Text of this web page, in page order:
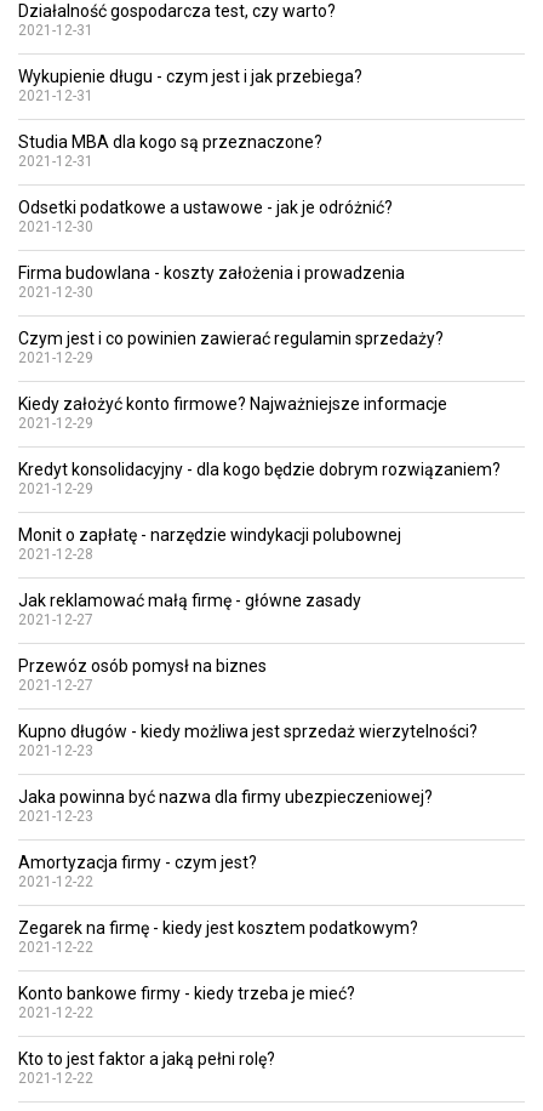
Działalność gospodarcza test, czy warto?
2021-12-31
Wykupienie długu - czym jest i jak przebiega?
2021-12-31
Studia MBA dla kogo są przeznaczone?
2021-12-31
Odsetki podatkowe a ustawowe - jak je odróżnić?
2021-12-30
Firma budowlana - koszty założenia i prowadzenia
2021-12-30
Czym jest i co powinien zawierać regulamin sprzedaży?
2021-12-29
Kiedy założyć konto firmowe? Najważniejsze informacje
2021-12-29
Kredyt konsolidacyjny - dla kogo będzie dobrym rozwiązaniem?
2021-12-29
Monit o zapłatę - narzędzie windykacji polubownej
2021-12-28
Jak reklamować małą firmę - główne zasady
2021-12-27
Przewóz osób pomysł na biznes
2021-12-27
Kupno długów - kiedy możliwa jest sprzedaż wierzytelności?
2021-12-23
Jaka powinna być nazwa dla firmy ubezpieczeniowej?
2021-12-23
Amortyzacja firmy - czym jest?
2021-12-22
Zegarek na firmę - kiedy jest kosztem podatkowym?
2021-12-22
Konto bankowe firmy - kiedy trzeba je mieć?
2021-12-22
Kto to jest faktor a jaką pełni rolę?
2021-12-22